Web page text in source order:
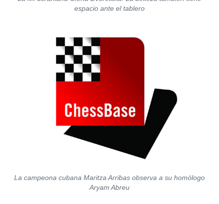
espacio ante el tablero
La campeona cubana Maritza Arribas observa a su homólogo
Aryam Abreu